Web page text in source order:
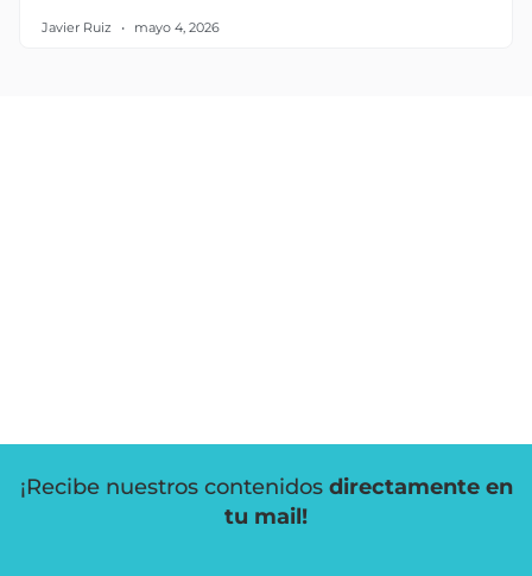
Javier Ruiz mayo 4, 2026
¡Recibe nuestros contenidos directamente en
tu mail!